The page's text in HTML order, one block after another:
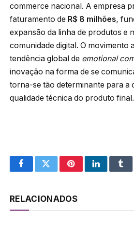
commerce nacional. A empresa
faturamento de R$ 8 milhões,
expansão da linha de produtos e
comunidade digital. O movimento
tendência global de emotional
inovação na forma de se
torna-se tão determinante para a
qualidade técnica do produto final.
FacebookTwitterPinterestLinkedIn
RELACIONADOS